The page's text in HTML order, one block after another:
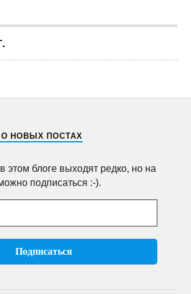
НОВЫХ ПОСТАХ
этом блоге выходят редко, но на
подписаться :-).